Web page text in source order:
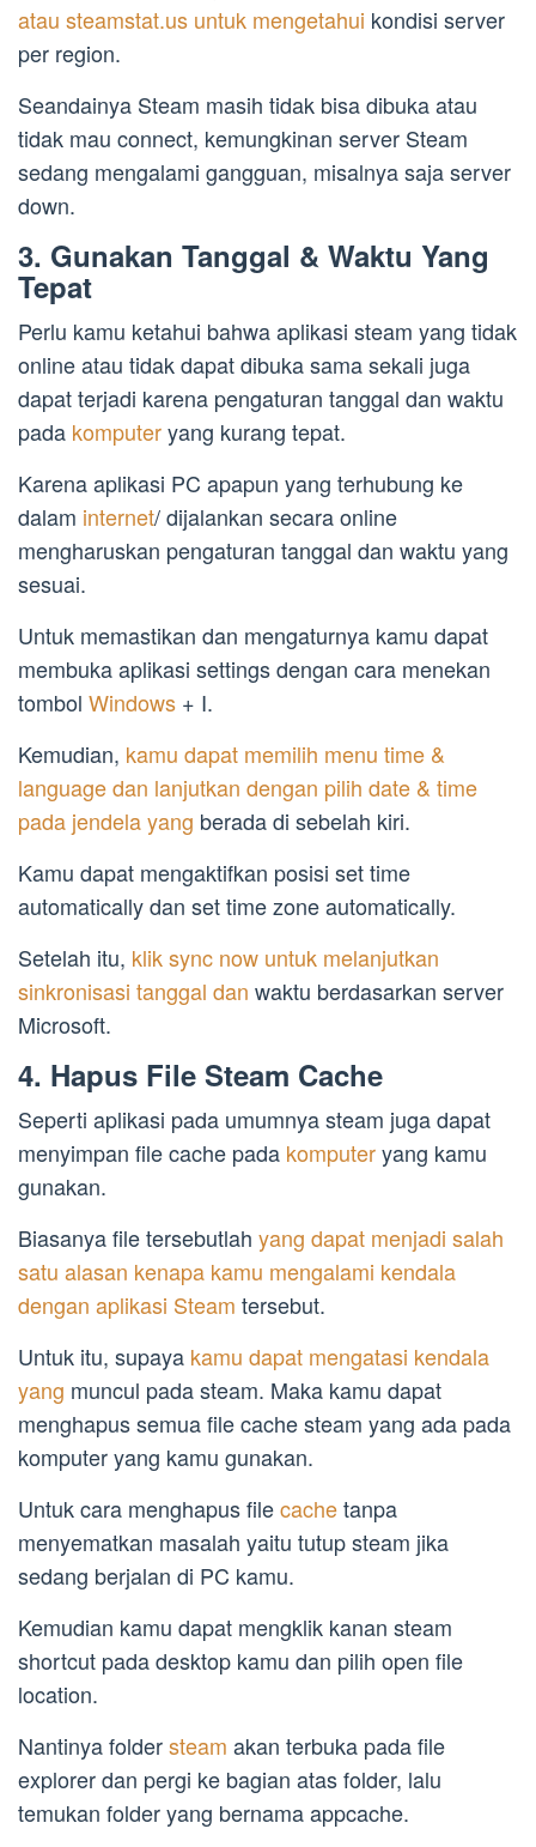
atau steamstat.us untuk mengetahui kondisi server
per region.
Seandainya Steam masih tidak bisa dibuka atau
tidak mau connect, kemungkinan server Steam
sedang mengalami gangguan, misalnya saja server
down.
3. Gunakan Tanggal & Waktu Yang
Tepat
Perlu kamu ketahui bahwa aplikasi steam yang tidak
online atau tidak dapat dibuka sama sekali juga
dapat terjadi karena pengaturan tanggal dan waktu
pada komputeryang kurang tepat.
Karena aplikasi PC apapun yang terhubung ke
dalam internet/ dijalankan secara online
mengharuskan pengaturan tanggal dan waktu yang
sesuai.
Untuk memastikan dan mengaturnya kamu dapat
membuka aplikasi settings dengan cara menekan
tombol Windows + I.
Kemudian, kamu dapat memilih menu time &
language dan lanjutkan dengan pilih date & time
pada jendela yang berada di sebelah kiri.
Kamu dapat mengaktifkan posisi set time
automatically dan set time zone automatically.
Setelah itu, klik sync now untuk melanjutkan
sinkronisasi tanggal dan waktu berdasarkan server
Microsoft.
4. Hapus File Steam Cache
Seperti aplikasi pada umumnya steam juga dapat
menyimpan file cache pada komputeryang kamu
gunakan.
Biasanya file tersebutlah yang dapat menjadi salah
satu alasan kenapa kamu mengalami kendala
dengan aplikasi Steam tersebut.
Untuk itu, supaya kamu dapat mengatasi kendala
yang muncul pada steam. Maka kamu dapat
menghapus semua file cache steam yang ada pada
komputer yang kamu gunakan.
Untuk cara menghapus filecachetanpa
menyematkan masalah yaitu tutup steam jika
sedang berjalan di PC kamu.
Kemudian kamu dapat mengklik kanan steam
shortcut pada desktop kamu dan pilih open file
location.
Nantinya foldersteam akan terbuka pada file
explorer dan pergi ke bagian atas folder, lalu
temukan folder yang bernama appcache.